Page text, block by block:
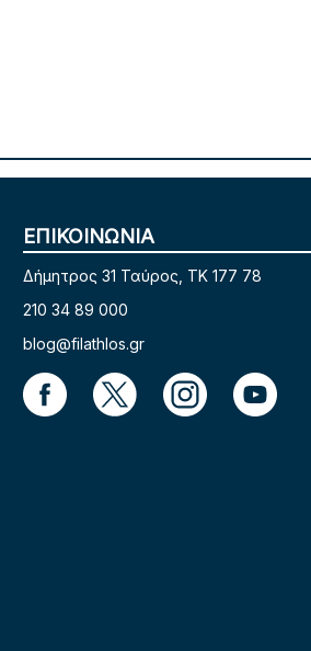
ΕΠΙΚΟΙΝΩΝΙΑ
Δήμητρος 31 Ταύρος, TK 177 78
210 34 89 000
blog@filathlos.gr